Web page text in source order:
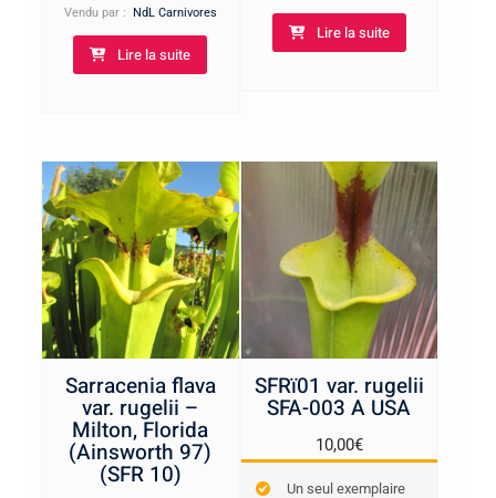
à
10,00€
Vendu par : NdL Carnivores
Lire la suite
Lire la suite
Sarracenia flava
var. rugelii –
Milton, Florida
(Ainsworth 97)
(SFR 10)
SFRï01 var. rugelii
SFA-003 A USA
10,00€
Un seul exemplaire